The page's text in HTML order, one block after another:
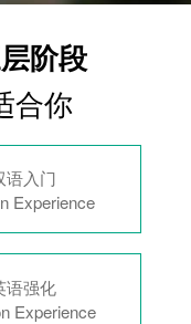
阶段
合你
语入门
Experience
语强化
Experience